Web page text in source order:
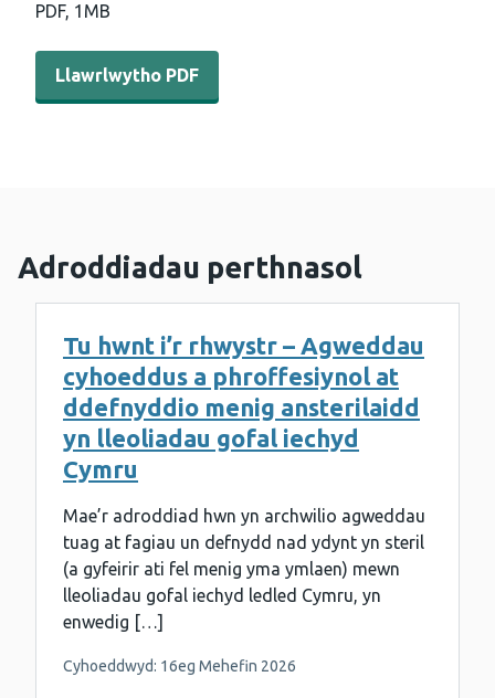
PDF, 1MB
Llawrlwytho PDF - Adroddiad-Dyletswydd-
Llawrlwytho PDF
Adroddiadau perthnasol
Tu hwnt i’r rhwystr – Agweddau
cyhoeddus a phroffesiynol at
ddefnyddio menig ansterilaidd
yn lleoliadau gofal iechyd
Cymru
Mae’r adroddiad hwn yn archwilio agweddau
tuag at fagiau un defnydd nad ydynt yn steril
(a gyfeirir ati fel menig yma ymlaen) mewn
lleoliadau gofal iechyd ledled Cymru, yn
enwedig […]
Cyhoeddwyd: 16eg Mehefin 2026